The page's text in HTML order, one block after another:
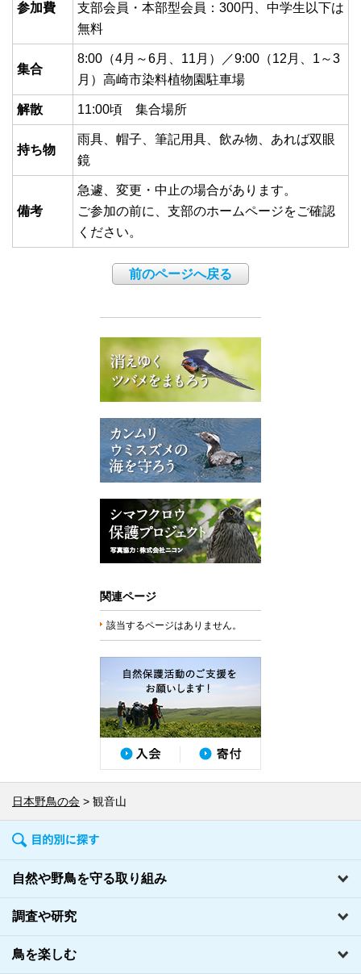
参加費
支部会員・本部型会員：300円、中学生以下は
無料
集合
8:00（4月～6月、11月）／9:00（12月、1～3
月）高崎市染料植物園駐車場
解散 11:00頃 集合場所
持ち物
雨具、帽子、筆記用具、飲み物、あれば双眼
鏡
備考
急遽、変更・中止の場合があります。
ご参加の前に、支部のホームページをご確認
ください。
前のページへ戻る
関連ページ
該当するページはありません。
日本野鳥の会 観音山
自然や野鳥を守る取り組み
調査や研究
鳥を楽しむ